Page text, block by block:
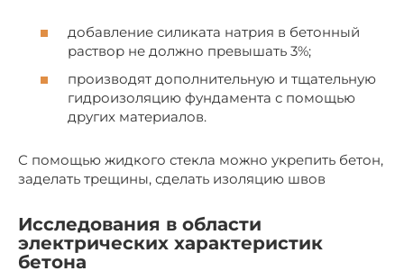
добавление силиката натрия в бетонный
раствор не должно превышать 3%;
производят дополнительную и тщательную
гидроизоляцию фундамента с помощью
других материалов.
С помощью жидкого стекла можно укрепить бетон,
заделать трещины, сделать изоляцию швов
Исследования в области
электрических характеристик
бетона